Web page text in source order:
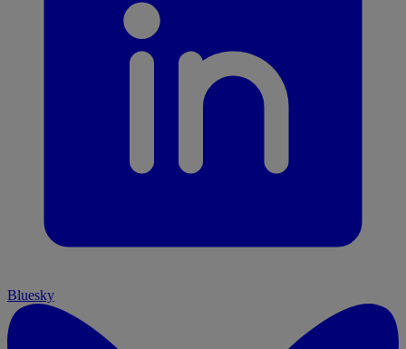
Bluesky